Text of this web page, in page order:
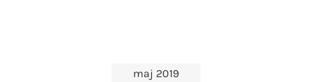
maj 2019